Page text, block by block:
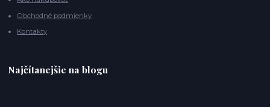
Obchodné podmienky
Kontakty
Najčítanejšie na blogu